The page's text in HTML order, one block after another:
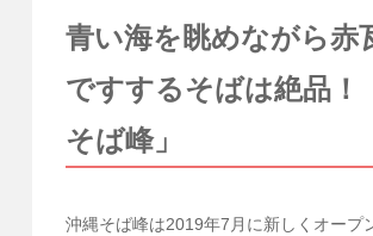
青い海を眺めながら赤
ですするそばは絶品！
そば峰」
沖縄そば峰は2019年7月に新しくオープ